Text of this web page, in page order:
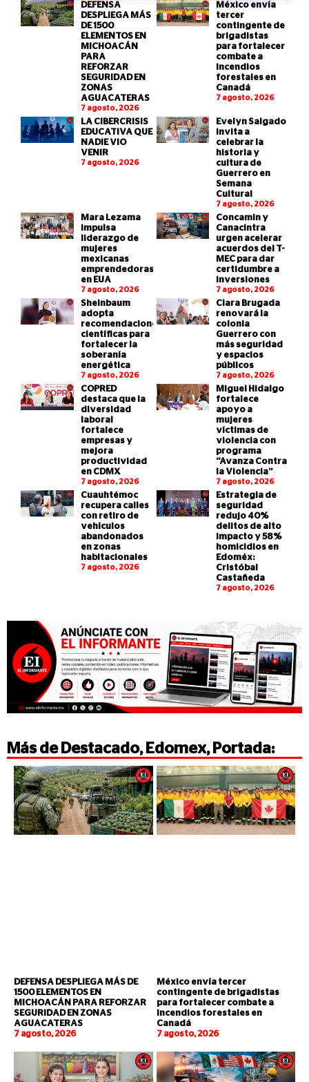
DEFENSA
DESPLIEGA MÁS
DE 1500
ELEMENTOS EN
MICHOACÁN
PARA
REFORZAR
SEGURIDAD EN
ZONAS
AGUACATERAS
7 agosto, 2026
México envía
tercer
contingente de
brigadistas
para fortalecer
combate a
incendios
forestales en
Canadá
7 agosto, 2026
LA CIBERCRISIS
EDUCATIVA QUE
NADIE VIO
VENIR
7 agosto, 2026
Evelyn Salgado
invita a
celebrar la
historia y
cultura de
Guerrero en
Semana
Cultural
7 agosto, 2026
Mara Lezama
impulsa
liderazgo de
mujeres
mexicanas
emprendedoras
en EUA
7 agosto, 2026
Concamin y
Canacintra
urgen acelerar
acuerdos del T-
MEC para dar
certidumbre a
inversiones
7 agosto, 2026
Sheinbaum
adopta
recomendaciones
científicas para
fortalecer la
soberanía
energética
7 agosto, 2026
Clara Brugada
renovará la
colonia
Guerrero con
más seguridad
y espacios
públicos
7 agosto, 2026
COPRED
destaca que la
diversidad
laboral
fortalece
empresas y
mejora
productividad
en CDMX
7 agosto, 2026
Miguel Hidalgo
fortalece
apoyo a
mujeres
víctimas de
violencia con
programa
“Avanza Contra
la Violencia”
7 agosto, 2026
Cuauhtémoc
recupera calles
con retiro de
vehículos
abandonados
en zonas
habitacionales
7 agosto, 2026
Estrategia de
seguridad
redujo 40%
delitos de alto
impacto y 58%
homicidios en
Edoméx:
Cristóbal
Castañeda
7 agosto, 2026
Más de Destacado, Edomex, Portada:
DEFENSA DESPLIEGA MÁS DE
1500 ELEMENTOS EN
MICHOACÁN PARA REFORZAR
SEGURIDAD EN ZONAS
AGUACATERAS
7 agosto, 2026
México envía tercer
contingente de brigadistas
para fortalecer combate a
incendios forestales en
Canadá
7 agosto, 2026